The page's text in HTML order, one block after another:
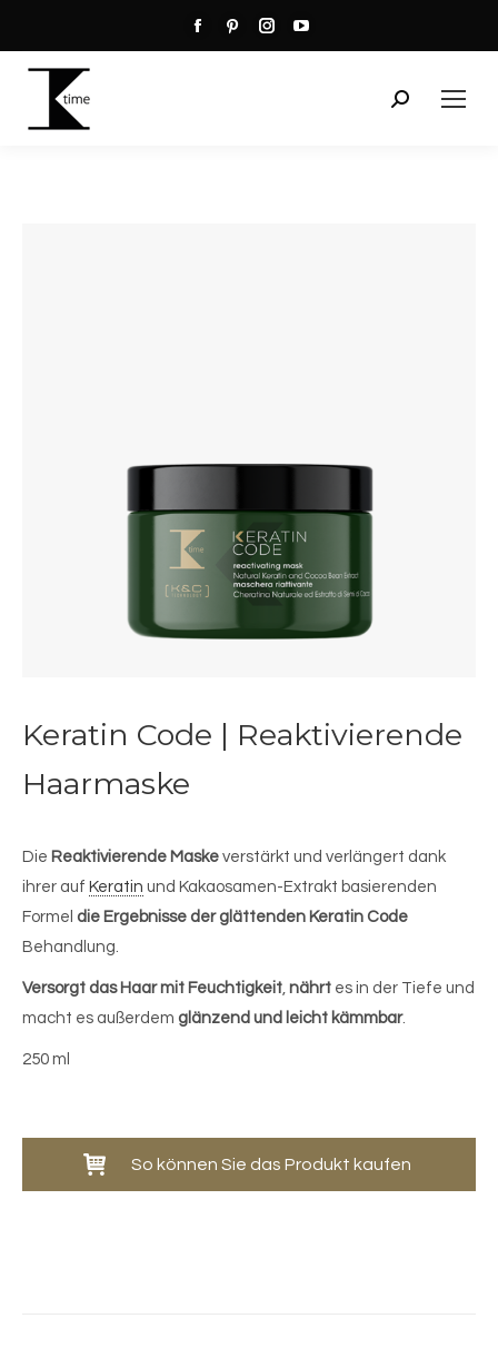
Facebook
Seite
Pinterest
Seite
Instagram
Seite
YouTube
Seite
Suchen:
Keratin Code | Reaktivierende
Haarmaske
Die Reaktivierende Maske verstärkt und verlängert dank
ihrer auf Keratin und Kakaosamen-Extrakt basierenden
Formel die Ergebnisse der glättenden Keratin Code
Behandlung.
Versorgt das Haar mit Feuchtigkeit, nährt es in der Tiefe und
macht es außerdem glänzend und leicht kämmbar.
250 ml
So können Sie das Produkt kaufen